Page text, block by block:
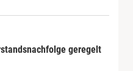
geregelt